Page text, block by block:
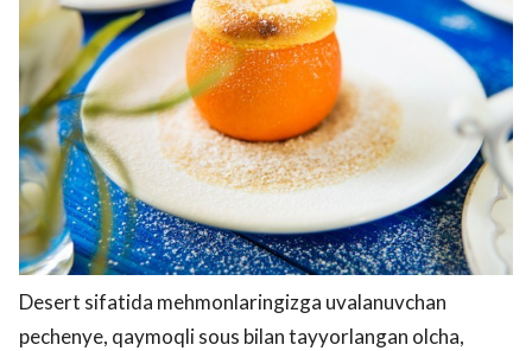
Desert sifatida mehmonlaringizga uvalanuvchan
pechenye, qaymoqli sous bilan tayyorlangan olcha,